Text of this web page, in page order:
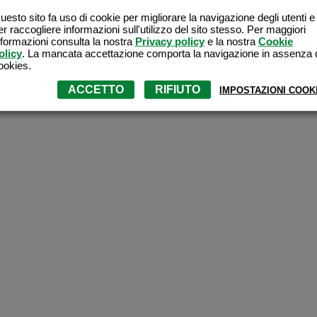
sito fa uso di cookie per migliorare la navigazione degli utenti e
raccogliere informazioni sull'utilizzo del sito stesso. Per maggiori
consulta la nostra Privacy policye la nostra Cookie
. La mancata accettazione comporta la navigazione in assenza
ACCETTO RIFIUTO IMPOSTAZIONI